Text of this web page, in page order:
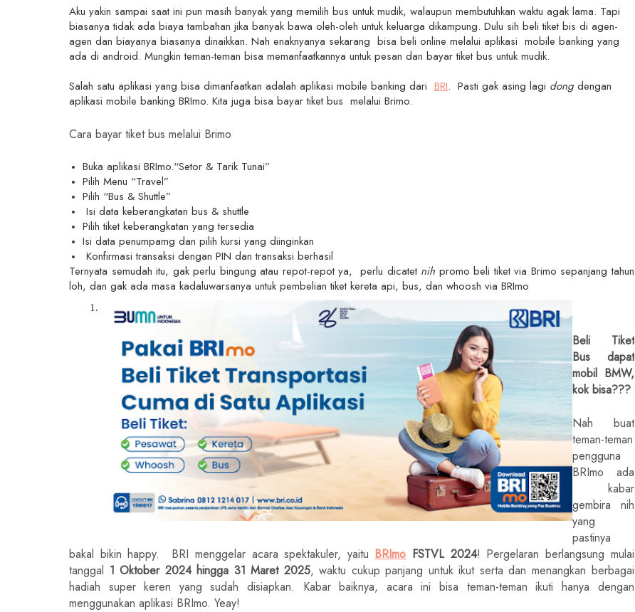
Aku yakin sampai saat ini pun masih banyak yang memilih bus untuk mudik, walaupun membutuhkan waktu agak lama. Tapi
biasanya tidak ada biaya tambahan jika banyak bawa oleh-oleh untuk keluarga dikampung. Dulu sih beli tiket bis di agen-
agen dan biayanya biasanya dinaikkan. Nah enaknyanya sekarang bisa beli online melalui aplikasi mobile banking yang
ada di android. Mungkin teman-teman bisa memanfaatkannya untuk pesan dan bayar tiket bus untuk mudik.
Salah satu aplikasi yang bisa dimanfaatkan adalah aplikasi mobile banking dari BRI. Pasti gak asing lagi dong dengan
aplikasi mobile banking BRImo. Kita juga bisa bayar tiket bus melalui Brimo.
Cara bayar tiket bus melalui Brimo
Buka aplikasi BRImo.“Setor & Tarik Tunai”
Pilih Menu “Travel”
Pilih “Bus & Shuttle”
Isi data keberangkatan bus & shuttle
Pilih tiket keberangkatan yang tersedia
Isi data penumpamg dan pilih kursi yang diinginkan
Konfirmasi transaksi dengan PIN dan transaksi berhasil
Ternyata semudah itu, gak perlu bingung atau repot-repot ya, perlu dicatetnih promo beli tiket via Brimo sepanjang tahun
loh, dan gak ada masa kadaluwarsanya untuk pembeliantiket kereta api, bus, dan whoosh via BRImo
Beli Tiket
Bus dapat
mobil BMW,
kok bisa???
Nah buat
teman-teman
pengguna
BRImo ada
kabar
gembira nih
yang
pastinya
bakal bikin happy. BRI menggelar acara spektakuler, yaitu BRImo FSTVL 2024! Pergelaran berlangsung mulai
tanggal 1 Oktober 2024 hingga 31 Maret 2025, waktu cukup panjang untuk ikut serta dan menangkan berbagai
hadiah super keren yang sudah disiapkan. Kabar baiknya, acara ini bisa teman-teman ikuti hanya dengan
menggunakan aplikasi BRImo. Yeay!